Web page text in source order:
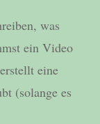
was
ein Video
eine
(solange es